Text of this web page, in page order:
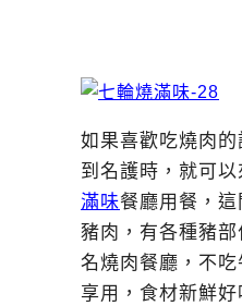
如果喜歡吃燒肉
到名護時，就可以
滿味餐廳用餐，
豬肉，有各種豬
名燒肉餐廳，不
享用，食材新鮮